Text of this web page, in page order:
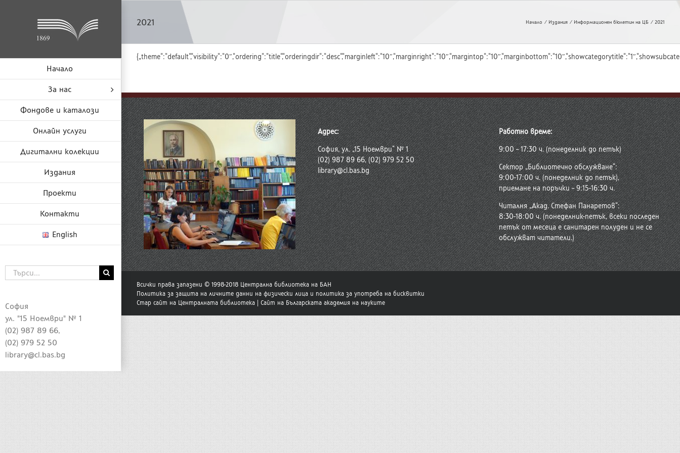
Начало
За нас
Фондове и каталози
Онлайн услуги
Дигитални колекции
Издания
Проекти
Контакти
English
София
ул. "15 Ноември" № 1
(02) 987 89 66,
(02) 979 52 50
library@cl.bas.bg
Търсене
...
2021 Начало Издания Информационен бюлетин на ЦБ 2021
Адрес:
София, ул. „15 Ноември“ № 1
(02) 987 89 66, (02) 979 52 50
library@cl.bas.bg
Работно време:
9:00 – 17:30 ч. (понеделник до петък)
Сектор „Библиотечно обслужване“:
9:00-17:00 ч. (понеделник до петък),
приемане на поръчки – 9:15-16:30 ч.
Читалня „Акад. Стефан Панаретов“:
8:30-18:00 ч. (понеделник-петък, всеки последен
петък от месеца е санитарен полуден и не се
обслужват читатели.)
Всички права запазени © 1998-2018 Централна библиотека на БАН
Политика за защита на личните данни на физически лица и политика за употреба на бисквитки
Стар сайт на Централната библиотека
Сайт на Българската академия на науките